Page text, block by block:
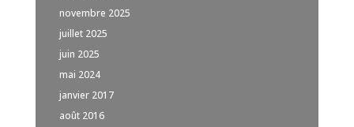
novembre 2025
juillet 2025
juin 2025
mai 2024
janvier 2017
août 2016